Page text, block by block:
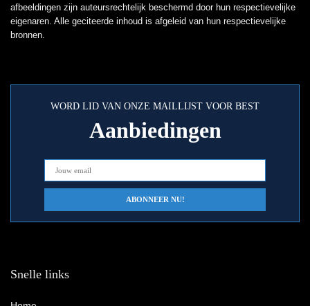
afbeeldingen zijn auteursrechtelijk beschermd door hun respectievelijke
eigenaren. Alle geciteerde inhoud is afgeleid van hun respectievelijke
bronnen.
WORD LID VAN ONZE MAILLIJST VOOR BEST
Aanbiedingen
Snelle links